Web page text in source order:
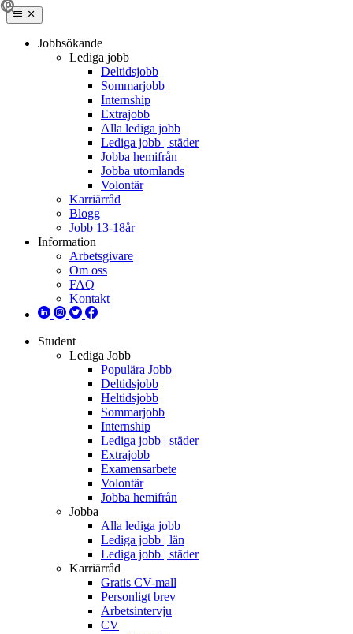
Jobbsökande
Lediga jobb
Deltidsjobb
Sommarjobb
Internship
Extrajobb
Alla lediga jobb
Lediga jobb | städer
Jobba hemifrån
Jobba utomlands
Volontär
Karriärråd
Blogg
Jobb 13-18år
Information
Arbetsgivare
Om oss
FAQ
Kontakt
Student
Lediga Jobb
Populära Jobb
Deltidsjobb
Heltidsjobb
Sommarjobb
Internship
Lediga jobb | städer
Extrajobb
Examensarbete
Volontär
Jobba hemifrån
Jobba
Alla lediga jobb
Lediga jobb | län
Lediga jobb | städer
Karriärråd
Gratis CV-mall
Personligt brev
Arbetsintervju
CV